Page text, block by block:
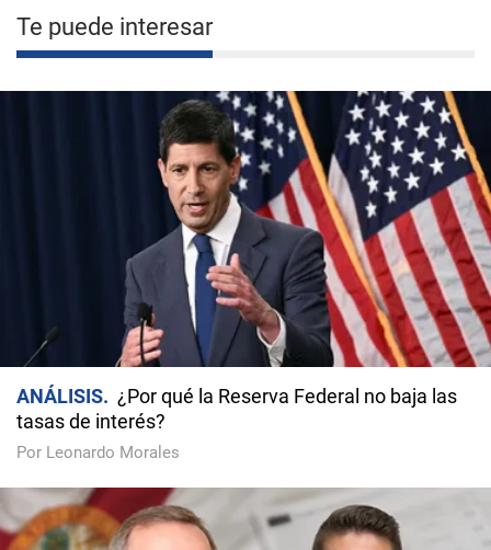
Te puede interesar
ANÁLISIS
¿Por qué la Reserva Federal no baja las
tasas de interés?
Por Leonardo Morales